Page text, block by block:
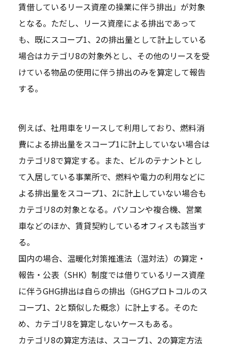
賃借しているリース資産の操業に伴う排出」が対象
となる。ただし、リース資産による排出であって
も、既にスコープ1、2の排出量として計上している
場合はカテゴリ8の対象外とし、その他のリースを受
けている物品の使用に伴う排出のみを算定して報告
する。
例えば、社用車をリースして利用しており、燃料消
費による排出量をスコープ1に計上していない場合は
カテゴリ8で算定する。また、ビルのテナントとし
て入居している事業所で、燃料や電力の利用などに
よる排出量をスコープ1、2に計上していない場合も
カテゴリ8の対象となる。パソコンや複合機、営業
車などのほか、賃貸契約しているオフィスも該当す
る。
国内の場合、温暖化対策推進法（温対法）の算定・
報告・公表（SHK）制度では借りているリース資産
に伴うGHG排出は自らの排出（GHGプロトコルのス
コープ1、2と類似した概念）に計上する。そのた
め、カテゴリ8を算定しないケースもある。
カテゴリ8の算定方法は、スコープ1、2の算定方法